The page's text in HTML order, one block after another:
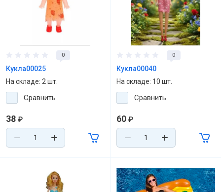
0
Кукла00025
На складе: 2 шт.
Сравнить
38 ₽
0
Кукла00040
На складе: 10 шт.
Сравнить
60 ₽